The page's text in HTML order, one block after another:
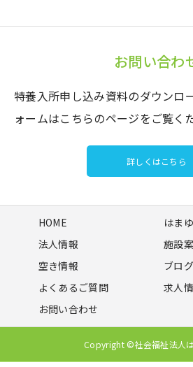
お問い合わ
特養入所申し込み資料のダウンロ
ォームはこちらのページをご覧く
詳しくはこちら
HOME
はま
法人情報
施設
空き情報
ブログ
よくあるご質問
求人
お問い合わせ
Copyright ©社会福祉法人